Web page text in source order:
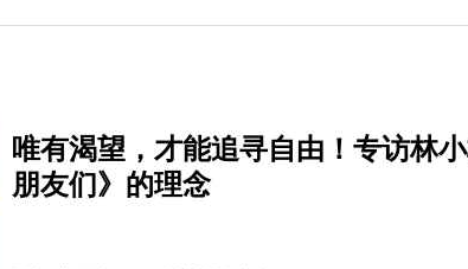
唯有渴望，才能追寻自由！专访林
朋友们》的理念